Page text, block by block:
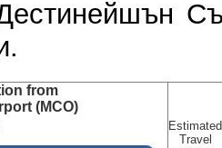
from
(MCO)
Estimated
Travel